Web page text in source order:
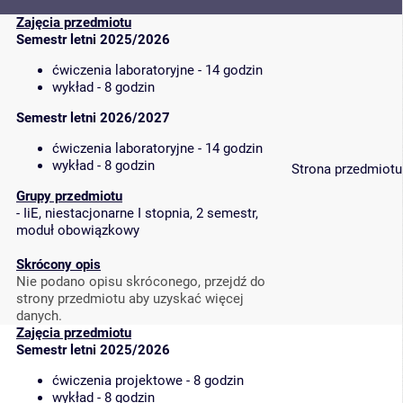
Zajęcia przedmiotu
Semestr letni 2025/2026
ćwiczenia laboratoryjne - 14 godzin
wykład - 8 godzin
Semestr letni 2026/2027
ćwiczenia laboratoryjne - 14 godzin
wykład - 8 godzin
Grupy przedmiotu
- IiE, niestacjonarne I stopnia, 2 semestr,
moduł obowiązkowy
Skrócony opis
Nie podano opisu skróconego, przejdź do
strony przedmiotu aby uzyskać więcej
danych.
Strona przedmiotu
Zajęcia przedmiotu
Semestr letni 2025/2026
ćwiczenia projektowe - 8 godzin
wykład - 8 godzin